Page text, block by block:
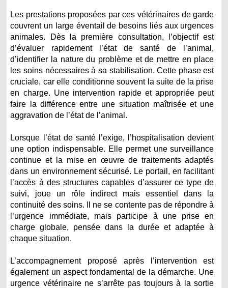
Les prestations proposées par ces vétérinaires de garde
couvrent un large éventail de besoins liés aux urgences
animales. Dès la première consultation, l’objectif est
d’évaluer rapidement l’état de santé de l’animal,
d’identifier la nature du problème et de mettre en place
les soins nécessaires à sa stabilisation. Cette phase est
cruciale, car elle conditionne souvent la suite de la prise
en charge. Une intervention rapide et appropriée peut
faire la différence entre une situation maîtrisée et une
aggravation de l’état de l’animal.
Lorsque l’état de santé l’exige, l’hospitalisation devient
une option indispensable. Elle permet une surveillance
continue et la mise en œuvre de traitements adaptés
dans un environnement sécurisé. Le portail, en facilitant
l’accès à des structures capables d’assurer ce type de
suivi, joue un rôle indirect mais essentiel dans la
continuité des soins. Il ne se contente pas de répondre à
l’urgence immédiate, mais participe à une prise en
charge globale, pensée dans la durée et adaptée à
chaque situation.
L’accompagnement proposé après l’intervention est
également un aspect fondamental de la démarche. Une
urgence vétérinaire ne s’arrête pas toujours à la sortie